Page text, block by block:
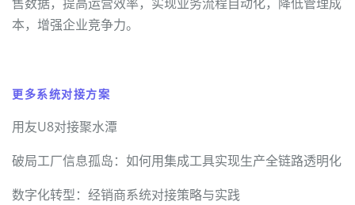
本，增强企业竞争力。
更多系统对接方案
用友U8对接聚水潭
破局工厂信息孤岛：如何用集成工具实现生产全链路透明化
数字化转型：经销商系统对接策略与实践